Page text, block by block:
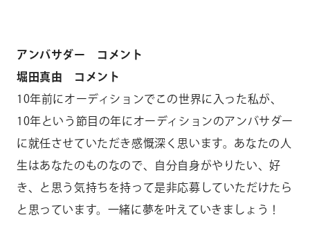
アンバサダー コメント
堀田真由 コメント
10年前にオーディションでこの世界に入った私が、
10年という節目の年にオーディションのアンバサダー
に就任させていただき感慨深く思います。あなたの人
生はあなたのものなので、自分自身がやりたい、好
き、と思う気持ちを持って是非応募していただけたら
と思っています。一緒に夢を叶えていきましょう！